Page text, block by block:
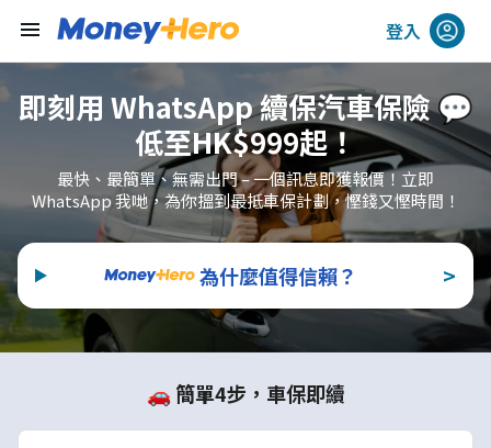
menu 登入
即刻用 WhatsApp 續保汽車保險 💬
低至HK$999起！
最快、最簡單、無需出門 – 一個訊息即獲報價！立即
WhatsApp 我哋，為你搵到最抵車保計劃，慳錢又慳時間！
為什麼值得信賴？ >
🚗 簡單4步，車保即續